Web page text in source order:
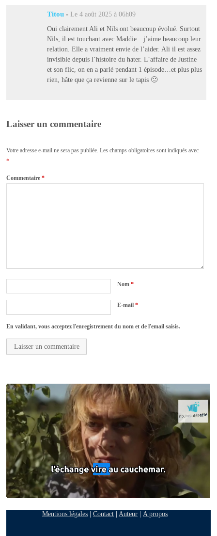
Titou - Le 4 août 2025 à 06h09
Oui clairement Ali et Nils ont beaucoup évolué. Surtout
Nils, il est touchant avec Maddie…j’aime beaucoup leur
relation. Elle a vraiment envie de l’aider. Ali il est assez
invisible depuis l’histoire du hater. L’affaire de Justine
et son flic, on en a parlé pendant 1 épisode…et plus plus
rien, hâte que ça revienne sur le tapis 🙂
Laisser un commentaire
Votre adresse e-mail ne sera pas publiée. Les champs obligatoires sont indiqués avec
*
Commentaire*
Nom*
E-mail*
En validant, vous acceptez l'enregistrement du nom et de l'email saisis.
Mentions légales| Contact| Auteur| A propos